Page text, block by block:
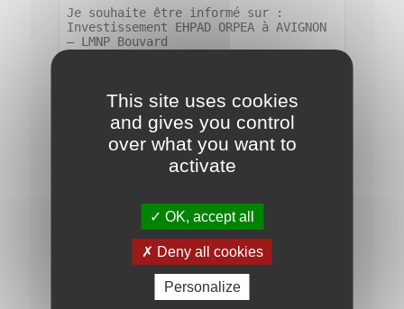
confidentialité
Je souhaite rester informé(e) sur les
opportunités d'investissement
This site uses cookies
and gives you control
over what you want to
activate
OK, accept all
Deny all cookies
Personalize